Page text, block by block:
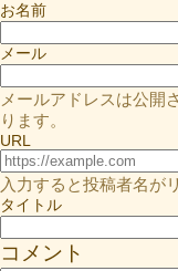
お名前
メール
メールアドレスは公開
ります。
URL
入力すると投稿者名が
タイトル
コメント